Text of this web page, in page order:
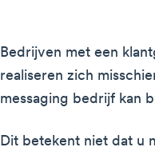
Bedrijven met een
realiseren zich
messaging bedrijf kan
Dit betekent niet dat u